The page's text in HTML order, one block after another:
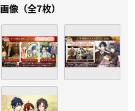
像（全7枚）